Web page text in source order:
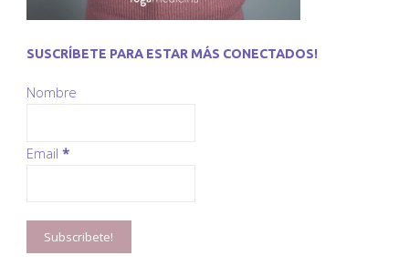
SUSCRÍBETE PARA ESTAR MÁS CONECTADOS!
Nombre
Email *